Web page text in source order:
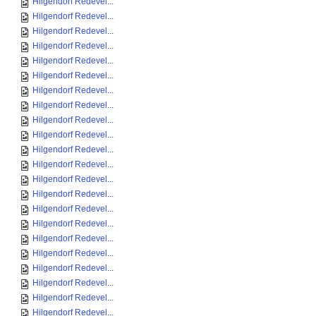
Hilgendorf Redevel...
Hilgendorf Redevel...
Hilgendorf Redevel...
Hilgendorf Redevel...
Hilgendorf Redevel...
Hilgendorf Redevel...
Hilgendorf Redevel...
Hilgendorf Redevel...
Hilgendorf Redevel...
Hilgendorf Redevel...
Hilgendorf Redevel...
Hilgendorf Redevel...
Hilgendorf Redevel...
Hilgendorf Redevel...
Hilgendorf Redevel...
Hilgendorf Redevel...
Hilgendorf Redevel...
Hilgendorf Redevel...
Hilgendorf Redevel...
Hilgendorf Redevel...
Hilgendorf Redevel...